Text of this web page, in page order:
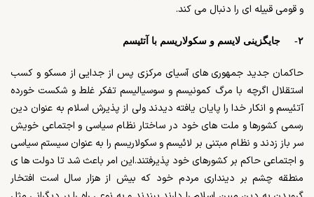
و قومی قبیله ای را دنبال می کند.
۲- جایگزینی لایسم و سکولاریسم با آتئیسم
حاکمان جدید جمهوری های آسیای مرکزی پس از جدایی از مسکو و کسب
استقلال اگرچه با مرگ کمونیسم و سوسیالیسم تفکر غلط و شکست خورده
آتئیسم و انکار خدا را پایان یافته دیدند ولی از پذیرش اسلام به عنوان دین
رسمی کشورها و ملت های خود در ساختار نظام سیاسی و اجتماعی خویش
سر باز زدند و نظام مبتنی بر لائیسم و سکولاریسم را به عنوان سیستم سیاسی
و اجتماعی حاکم بر کشورهای خود پذیرفتند.این امر باعث شد تا دولت ها ی
منطقه چشم بر دینداری مردم خود که بیش از هزار سال است افتخار